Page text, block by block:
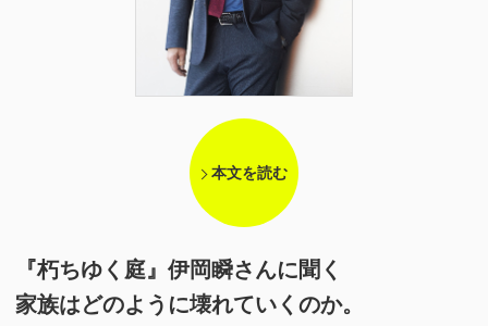
本文を読む
『朽ちゆく庭』伊岡瞬さんに聞く
家族はどのように壊れていくのか。